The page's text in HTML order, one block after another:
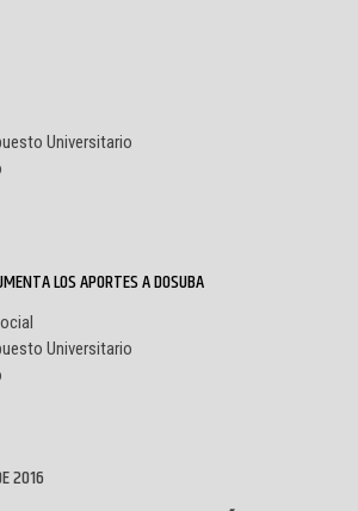
Universitario
LOS APORTES A DOSUBA
Universitario
2016